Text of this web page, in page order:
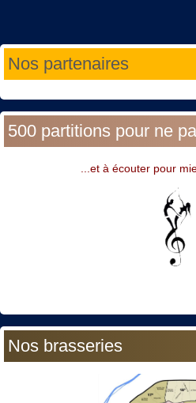
Nos partenaires
500 partitions pour ne
...et à écouter pour
Nos brasseries
Année
précédente
Mois
précédent
Année
suivante
Mois
suivant